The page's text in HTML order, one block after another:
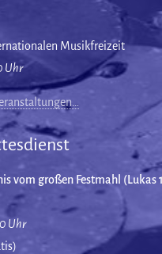
Musikfreizeit
Uhr
vom großen Festmahl (Lukas
Uhr